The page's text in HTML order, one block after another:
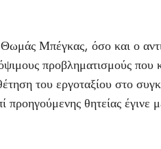
Μπέγκας, όσο και ο
προβληματισμούς που
του εργοταξίου στο
θητείας έγινε